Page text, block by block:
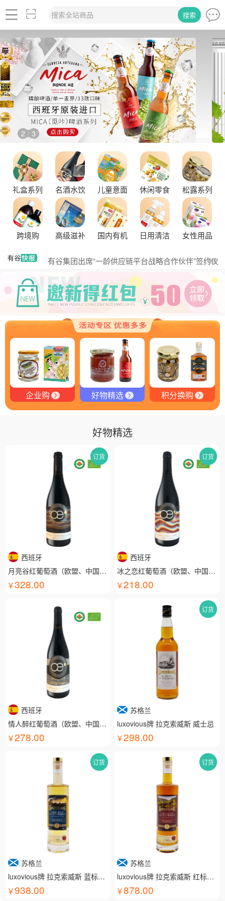
搜索全站商品 搜索
2 / 3
礼盒系列 名酒水饮 儿童意面 休闲零食 松露系列
跨境购 高级滋补 国内有机 日用清洁 女性用品
更多
匠心打造的无盐健康新主张
有谷健康 | PIKOBELLO牌儿童意面：健康与美味的完
美结合
探寻黑钻奥秘：有谷健康与塞尔维亚黑松露的完美邂
逅
探秘塞尔维亚黑松露：舌尖上的黑钻石
品味卓越，OE 中欧有机双认证红酒的独特魅力
品味拉克索威斯威士忌，邂逅独特酒韵
舌尖上的塞尔维亚黑松露，你了解多少？
探秘塞尔维亚松露的独特魅力
黑松露的热量是多少？
企业购 好物精选 积分换购
好物精选
订货
西班牙
月亮谷红葡萄酒（欧盟、中国有机认证）
328.00
订货
西班牙
冰之恋红葡萄酒（欧盟、中国有机认证）
218.00
西班牙
情人醉红葡萄酒（欧盟、中国有机认证）
278.00
订货
苏格兰
luxovious牌 拉克索威斯 威士忌
298.00
订货
苏格兰
luxovious牌 拉克索威斯 蓝标威士忌
938.00
订货
苏格兰
luxovious牌 拉克索威斯 红标威士忌
878.00